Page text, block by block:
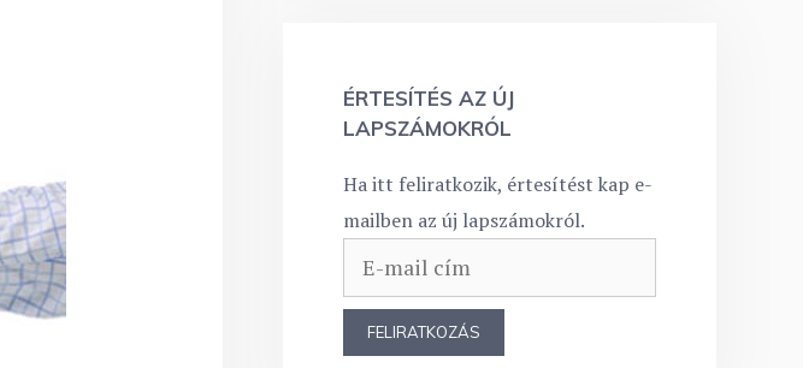
ÉRTESÍTÉS AZ ÚJ
LAPSZÁMOKRÓL
Ha itt feliratkozik, értesítést kap e-
mailben az új lapszámokról.